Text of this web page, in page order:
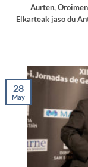
Aurten,
Elkarteak jaso du
28
May